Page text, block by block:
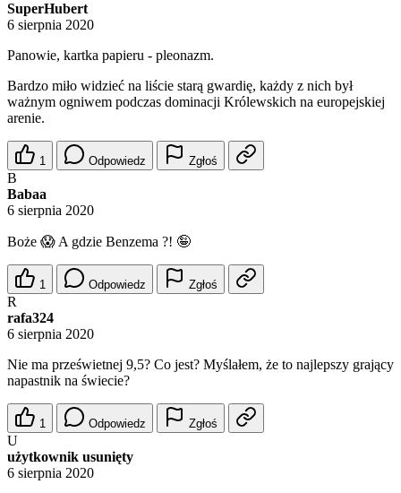
SuperHubert
6 sierpnia 2020
Panowie, kartka papieru - pleonazm.
Bardzo miło widzieć na liście starą gwardię, każdy z nich był
ważnym ogniwem podczas dominacji Królewskich na europejskiej
arenie.
1 Odpowiedz Zgłoś
B
Babaa
6 sierpnia 2020
Boże 😱 A gdzie Benzema ?! 🤪
1 Odpowiedz Zgłoś
R
rafa324
6 sierpnia 2020
Nie ma prześwietnej 9,5? Co jest? Myślałem, że to najlepszy grający
napastnik na świecie?
1 Odpowiedz Zgłoś
U
użytkownik usunięty
6 sierpnia 2020